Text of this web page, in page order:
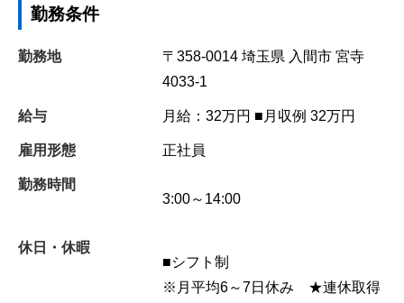
勤務条件
勤務地 〒358-0014 埼玉県 入間市 宮寺
4033-1
給与 月給：32万円 ■月収例 32万円
雇用形態 正社員
勤務時間
3:00～14:00
休日・休暇
■シフト制
※月平均6～7日休み ★連休取得